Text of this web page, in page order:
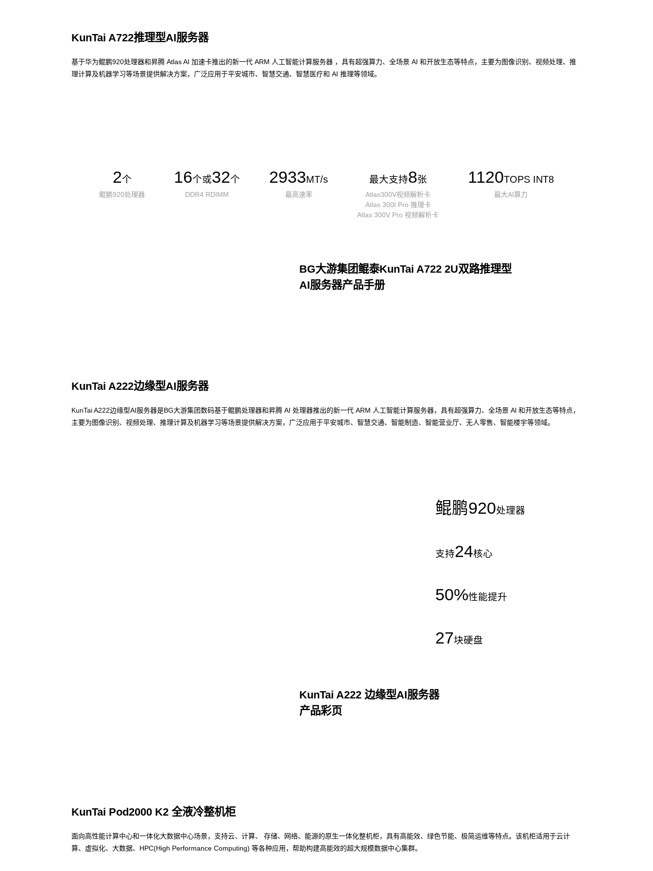
KunTai A722推理型AI服务器
基于华为鲲鹏920处理器和昇腾 Atlas AI 加速卡推出的新一代 ARM 人工智能计算服务器 ，具有超强算力、全场景 AI 和开放生态等特点，主要为图像识别、视频处理、推
理计算及机器学习等场景提供解决方案，广泛应用于平安城市、智慧交通、智慧医疗和 AI 推理等领域。
2个
鲲鹏920处理器
16个或32个
DDR4 RDIMM
2933MT/s
最高速率
最大支持8张
Atlas300V视频解析卡
Atlas 300I Pro 推理卡
Atlas 300V Pro 视频解析卡
1120TOPS INT8
最大AI算力
BG大游集团鲲泰KunTai A722 2U双路推理型
AI服务器产品手册
KunTai A222边缘型AI服务器
KunTai A222边缘型AI服务器是BG大游集团数码基于鲲鹏处理器和昇腾 AI 处理器推出的新一代 ARM 人工智能计算服务器，具有超强算力、全场景 Al 和开放生态等特点，
主要为图像识别、视频处理、推理计算及机器学习等场景提供解决方案，广泛应用于平安城市、智慧交通、智能制造、智能营业厅、无人零售、智能楼宇等领域。
鲲鹏920处理器
支持24核心
50%性能提升
27块硬盘
KunTai A222 边缘型AI服务器
产品彩页
KunTai Pod2000 K2 全液冷整机柜
面向高性能计算中心和一体化大数据中心场景，支持云、计算、 存储、网络、能源的原生一体化整机柜，具有高能效、绿色节能、极简运维等特点。该机柜适用于云计
算、虚拟化、大数据、HPC(High Performance Computing) 等各种应用，帮助构建高能效的超大规模数据中心集群。